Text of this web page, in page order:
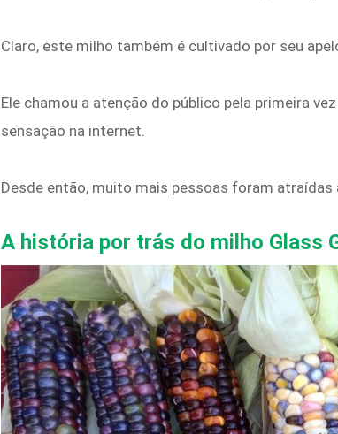
Claro, este milho também é cultivado por seu
Ele chamou a atenção do público pela primeira
sensação na internet.
Desde então, muito mais pessoas foram
A história por trás do milho Glass